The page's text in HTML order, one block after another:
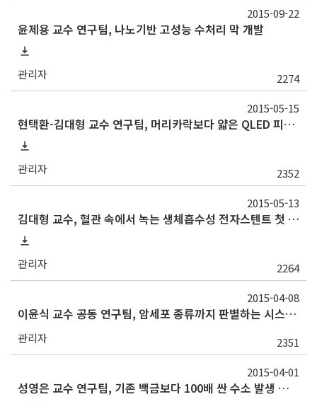
윤제용 교수 연구팀, 나노기반 고성능 수처리 막 개발
관리자 2274
2015-09-22
현택환-김대형 교수 연구팀, 머리카락보다 얇은 QLED 피부에 붙이는 화면 개발
관리자 2352
2015-05-15
김대형 교수, 혈관 속에서 녹는 생체흡수성 전자스텐트 첫 개발
관리자 2264
2015-05-13
이윤식 교수 공동 연구팀, 암세포 종류까지 판별하는 시스템 개발
관리자 2351
2015-04-08
성영은 교수 연구팀, 기존 백금보다 100배 싼 수소 발생 촉매제 개발
2015-04-01